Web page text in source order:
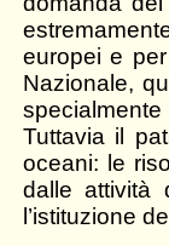
europei e
Nazionale,
Tuttavia il
oceani: le
dalle attività
l’istituzione